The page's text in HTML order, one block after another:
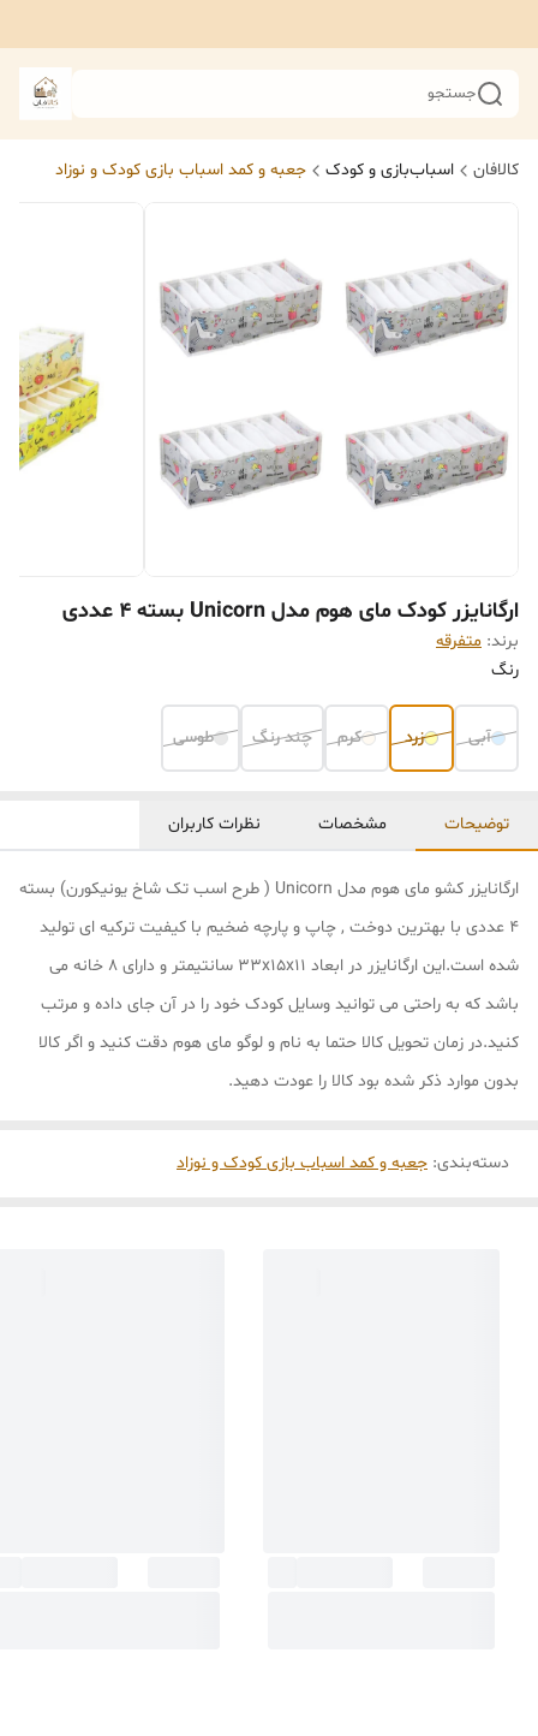
جستجو
کالافان اسباب‌بازی و کودک جعبه و کمد اسباب بازی کودک و نوزاد
ارگانایزر کودک مای هوم مدل Unicorn بسته 4 عددی
برند: متفرقه
رنگ
آبی زرد کرم چند رنگ طوسی
توضیحات مشخصات نظرات کاربران
ارگانایزر کشو مای هوم مدل Unicorn ( طرح اسب تک شاخ یونیکورن) بسته
4 عددی با بهترین دوخت , چاپ و پارچه ضخیم با کیفیت ترکیه ای تولید
شده است.این ارگانایزر در ابعاد 33x15x11 سانتیمتر و دارای 8 خانه می
باشد که به راحتی می توانید وسایل کودک خود را در آن جای داده و مرتب
کنید.در زمان تحویل کالا حتما به نام و لوگو مای هوم دقت کنید و اگر کالا
بدون موارد ذکر شده بود کالا را عودت دهید.
دسته‌بندی: جعبه و کمد اسباب بازی کودک و نوزاد